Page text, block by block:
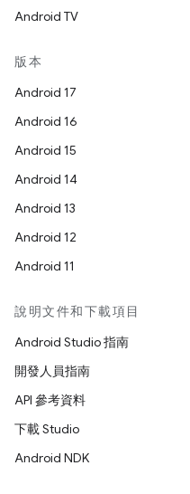
Android TV
版本
Android 17
Android 16
Android 15
Android 14
Android 13
Android 12
Android 11
說明文件和下載項目
Android Studio 指南
開發人員指南
API 參考資料
下載 Studio
Android NDK